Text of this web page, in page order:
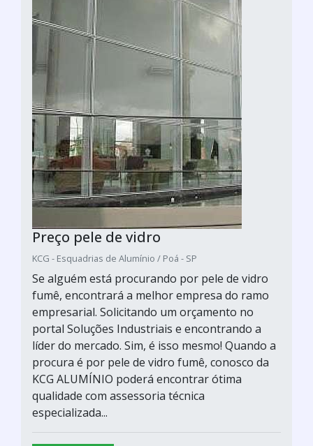
Preço pele de vidro
KCG - Esquadrias de Alumínio / Poá - SP
Se alguém está procurando por pele de vidro
fumê, encontrará a melhor empresa do ramo
empresarial. Solicitando um orçamento no
portal Soluções Industriais e encontrando a
líder do mercado. Sim, é isso mesmo! Quando a
procura é por pele de vidro fumê, conosco da
KCG ALUMÍNIO poderá encontrar ótima
qualidade com assessoria técnica
especializada...